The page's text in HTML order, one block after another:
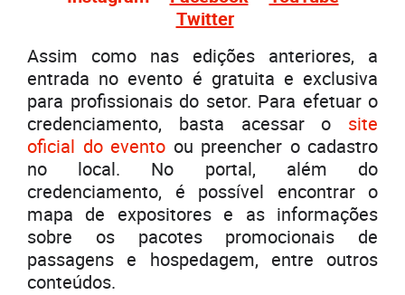
Twitter
Assim como nas edições anteriores, a
entrada no evento é gratuita e exclusiva
para profissionais do setor. Para efetuar o
credenciamento, basta acessar o site
oficial do evento ou preencher o cadastro
no local. No portal, além do
credenciamento, é possível encontrar o
mapa de expositores e as informações
sobre os pacotes promocionais de
passagens e hospedagem, entre outros
conteúdos.